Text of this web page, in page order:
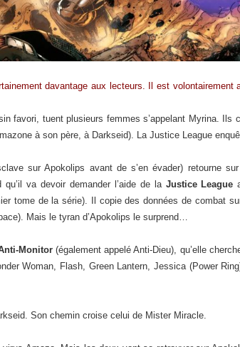
davantage aux lecteurs. Il est volontairement
favori, tuent plusieurs femmes s’appelant Myrina. Ils
à son père, à Darkseid). La Justice League
sur Apokolips avant de s’en évader) retourne
va devoir demander l’aide de la Justice League
tome de la série). Il copie des données de combat
Mais le tyran d’Apokolips le surprend…
Monitor(également appelé Anti-Dieu), qu’elle
Woman, Flash, Green Lantern, Jessica (Power
Son chemin croise celui de Mister Miracle.